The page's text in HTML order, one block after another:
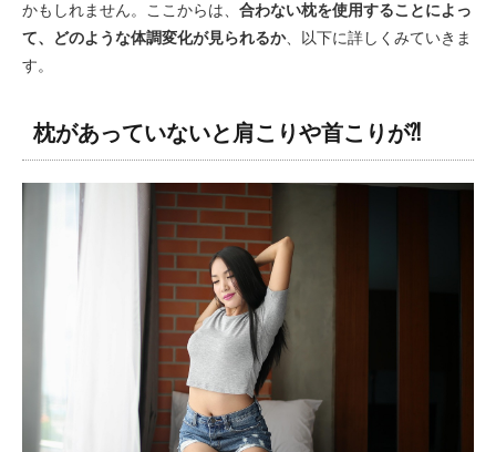
かもしれません。ここからは、 合わない枕を使用することによっ
て、どのような体調変化が見られるか、以下に詳しくみていきま
す。
枕があっていないと肩こりや首こりが⁈